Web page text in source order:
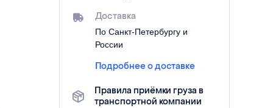
Доставка
По Санкт-Петербургу и
России
Подробнее о доставке
Правила приёмки груза в
транспортной компании